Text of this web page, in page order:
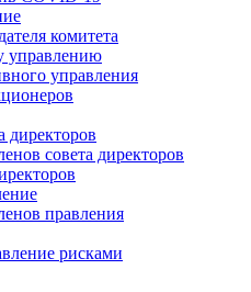
комитета
управлению
управления
директоров
совета директоров
правления
рисками